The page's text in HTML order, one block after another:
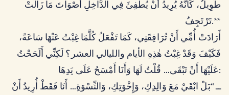
طَوِيلٌ، كَأَنَّهُ يُرِيدُ أَنْ يُطْفِئَ فِي الدَّاخِلِ أَصْوَاتَ مَا زَالَتْ
تَرْتَجِفُ.**
أَرَادَتْ أُمِّي أَنْ تُرَافِقَنِي، كَمَا تَفْعَلُ كُلَّمَا غِبْتُ عَنْهَا سَاعَةً،
فَكَيْفَ وَقَدْ غِبْتُ هٰذِهِ الأيام والليالي العشر؟ لَكِنِّي أَلَحَحْتُ
عَلَيْهَا أَنْ تَبْقَى… قُلْتُ لَهَا وَأَنَا أَمْسَحُ عَلَى يَدِهَا:
ــ “بَلْ ابْقَيْ مَعَ وَالِدِكِ، وَإِخْوَتِكِ، وَالنِّسْوَةِ… أَنَا فَقَطْ أُرِيدُ أَنْ